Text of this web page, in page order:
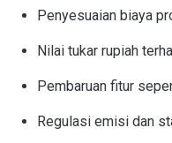
Penyesuaian biaya
Nilai tukar rupiah
Pembaruan fitur
Regulasi emisi dan